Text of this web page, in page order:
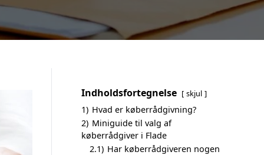
Indholdsfortegnelse skjul
1) Hvad er køberrådgivning?
2) Miniguide til valg af
køberrådgiver i Flade
2.1) Har køberrådgiveren nogen